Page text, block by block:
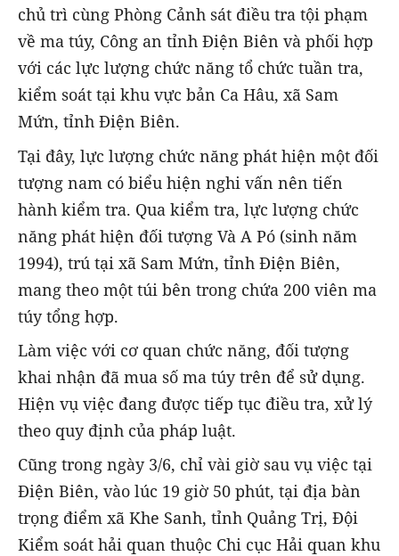
chủ trì cùng Phòng Cảnh sát điều tra tội phạm
về ma túy, Công an tỉnh Điện Biên và phối hợp
với các lực lượng chức năng tổ chức tuần tra,
kiểm soát tại khu vực bản Ca Hâu, xã Sam
Mứn, tỉnh Điện Biên.
Tại đây, lực lượng chức năng phát hiện một đối
tượng nam có biểu hiện nghi vấn nên tiến
hành kiểm tra. Qua kiểm tra, lực lượng chức
năng phát hiện đối tượng Và A Pó (sinh năm
1994), trú tại xã Sam Mứn, tỉnh Điện Biên,
mang theo một túi bên trong chứa 200 viên ma
túy tổng hợp.
Làm việc với cơ quan chức năng, đối tượng
khai nhận đã mua số ma túy trên để sử dụng.
Hiện vụ việc đang được tiếp tục điều tra, xử lý
theo quy định của pháp luật.
Cũng trong ngày 3/6, chỉ vài giờ sau vụ việc tại
Điện Biên, vào lúc 19 giờ 50 phút, tại địa bàn
trọng điểm xã Khe Sanh, tỉnh Quảng Trị, Đội
Kiểm soát hải quan thuộc Chi cục Hải quan khu